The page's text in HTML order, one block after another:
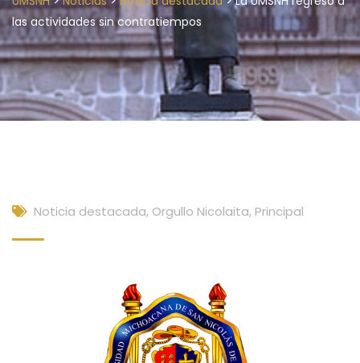
las actividades sin contratiempos
Noticia destacada, Orgullo Nicolaita, Principal